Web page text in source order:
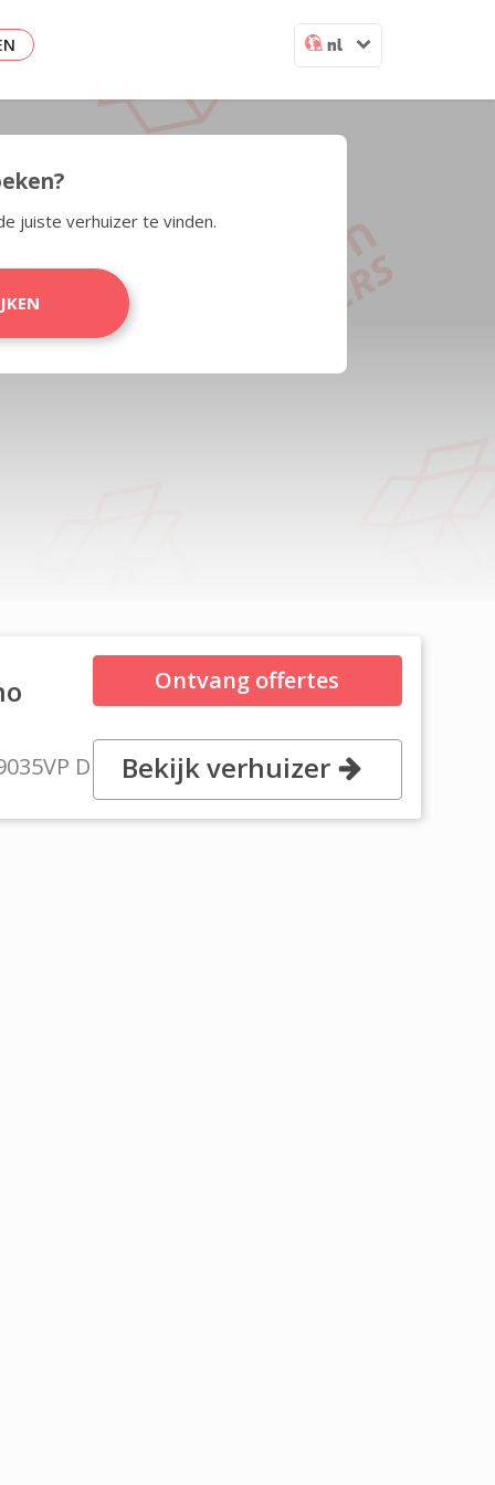
nl
juiste verhuizer te vinden.
Dronryp
Ontvang offertes
Bekijk verhuizer